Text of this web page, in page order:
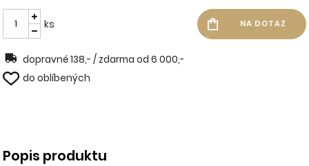
ks
dopravné 138,- / zdarma od 6 000,-
do oblíbených
Popis produktu